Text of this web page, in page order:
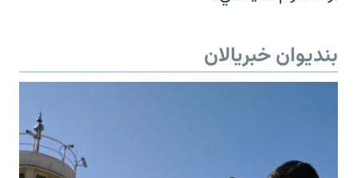
بندیوان خبریالان